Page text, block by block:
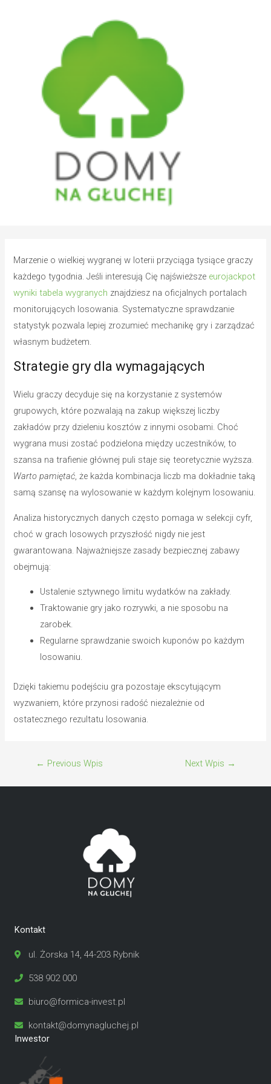
Marzenie o wielkiej wygranej w loterii przyciąga tysiące graczy
każdego tygodnia. Jeśli interesują Cię najświeższe eurojackpot
wyniki tabela wygranych znajdziesz na oficjalnych portalach
monitorujących losowania. Systematyczne sprawdzanie
statystyk pozwala lepiej zrozumieć mechanikę gry i zarządzać
własnym budżetem.
Strategie gry dla wymagających
Wielu graczy decyduje się na korzystanie z systemów
grupowych, które pozwalają na zakup większej liczby
zakładów przy dzieleniu kosztów z innymi osobami. Choć
wygrana musi zostać podzielona między uczestników, to
szansa na trafienie głównej puli staje się teoretycznie wyższa.
Warto pamiętać, że każda kombinacja liczb ma dokładnie taką
samą szansę na wylosowanie w każdym kolejnym losowaniu.
Analiza historycznych danych często pomaga w selekcji cyfr,
choć w grach losowych przyszłość nigdy nie jest
gwarantowana. Najważniejsze zasady bezpiecznej zabawy
obejmują:
Ustalenie sztywnego limitu wydatków na zakłady.
Traktowanie gry jako rozrywki, a nie sposobu na
zarobek.
Regularne sprawdzanie swoich kuponów po każdym
losowaniu.
Dzięki takiemu podejściu gra pozostaje ekscytującym
wyzwaniem, które przynosi radość niezależnie od
ostatecznego rezultatu losowania.
← Previous Wpis Next Wpis →
Kontakt
ul. Żorska 14, 44-203 Rybnik
538 902 000
biuro@formica-invest.pl
kontakt@domynagluchej.pl
Inwestor